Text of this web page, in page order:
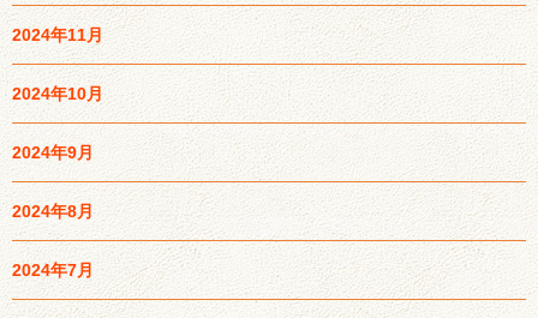
2024年11月
2024年10月
2024年9月
2024年8月
2024年7月